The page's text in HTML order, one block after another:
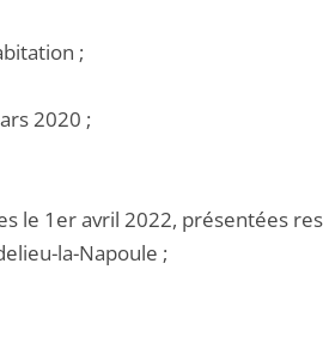
;
2020 ;
le 1er avril 2022, présentées
la-Napoule ;